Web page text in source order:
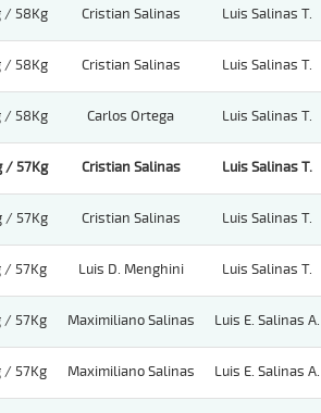
/ 58Kg Cristian Salinas Luis Salinas T.
/ 58Kg Cristian Salinas Luis Salinas T.
/ 58Kg Carlos Ortega Luis Salinas T.
/ 57Kg Cristian Salinas Luis Salinas T.
/ 57Kg Cristian Salinas Luis Salinas T.
/ 57Kg Luis D. Menghini Luis Salinas T.
/ 57Kg Maximiliano Salinas Luis E. Salinas A.
/ 57Kg Maximiliano Salinas Luis E. Salinas A.